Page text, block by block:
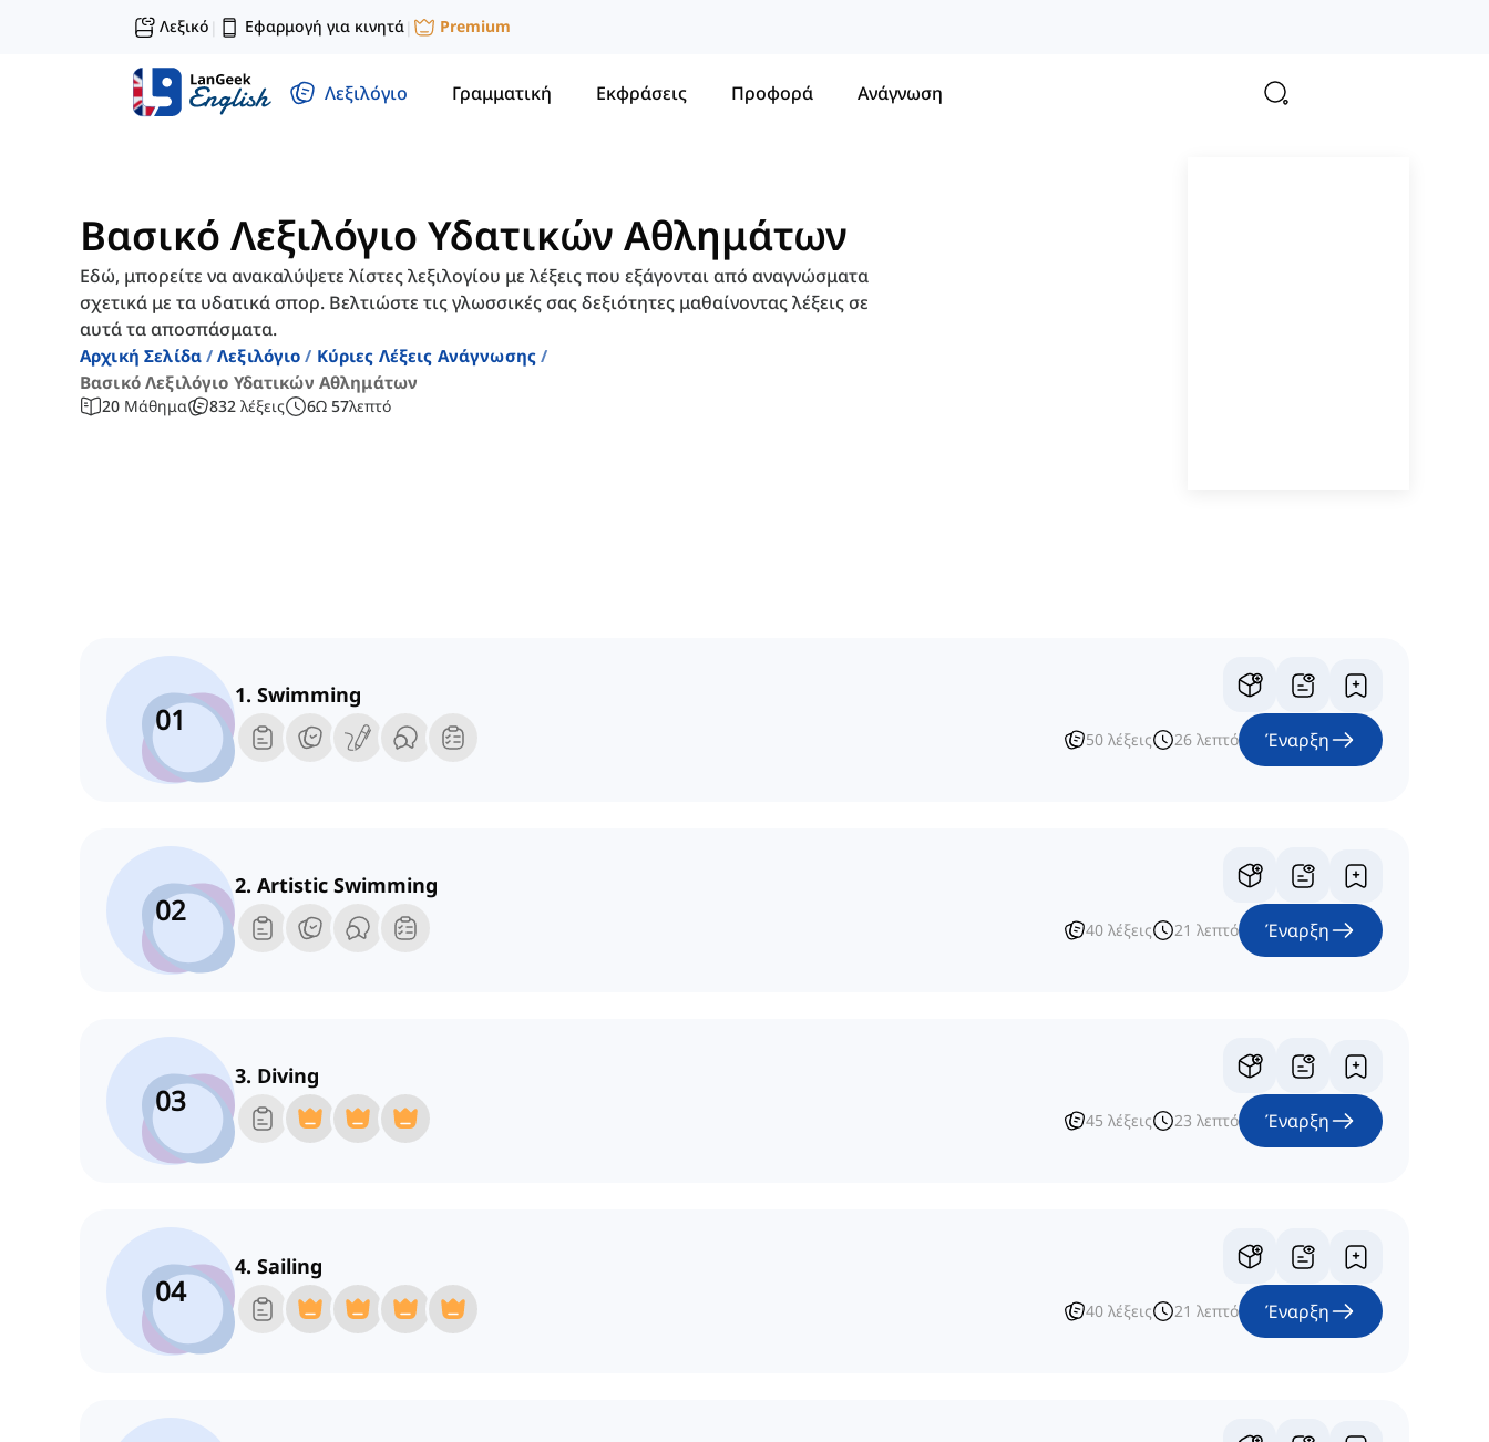
Λεξικό | Εφαρμογή για κινητά| Premium
Λεξιλόγιο Γραμματική Εκφράσεις Προφορά Ανάγνωση
Βασικό Λεξιλόγιο Υδατικών Αθλημάτων
Εδώ, μπορείτε να ανακαλύψετε λίστες λεξιλογίου με λέξεις που εξάγονται από αναγνώσματα
σχετικά με τα υδατικά σπορ. Βελτιώστε τις γλωσσικές σας δεξιότητες μαθαίνοντας λέξεις σε
αυτά τα αποσπάσματα.
Αρχική Σελίδα Λεξιλόγιο
Κύριες Λέξεις Ανάγνωσης
Βασικό Λεξιλόγιο Υδατικών Αθλημάτων
20 Μάθημα 832 λέξεις 6Ω 57λεπτό
01
1. Swimming
50 λέξεις 26 λεπτό Έναρξη
02
2. Artistic Swimming
40 λέξεις 21 λεπτό Έναρξη
03
3. Diving
45 λέξεις 23 λεπτό Έναρξη
04
4. Sailing
40 λέξεις 21 λεπτό Έναρξη